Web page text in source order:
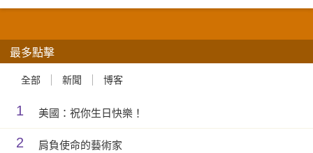
最多點擊
全部 新聞 博客
1 美國：祝你生日快樂！
2 肩負使命的藝術家